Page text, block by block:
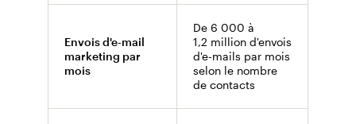
Envois d'e-mail
marketing par
mois
De 6 000 à
1,2 million d'envois
d'e-mails par mois
selon le nombre
de contacts